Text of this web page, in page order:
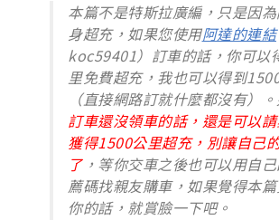
本篇不是特斯拉廣編，只是因
身超充，如果您使用阿達的連結
koc59401）訂車的話，你可以
里免費超充，我也可以得到
（直接網路訂就什麼都沒有）
訂車還沒領車的話，還是可以
獲得1500公里超充，別讓自己
了，等你交車之後也可以用自
薦碼找親友購車，如果覺得本
你的話，就賞臉一下吧。